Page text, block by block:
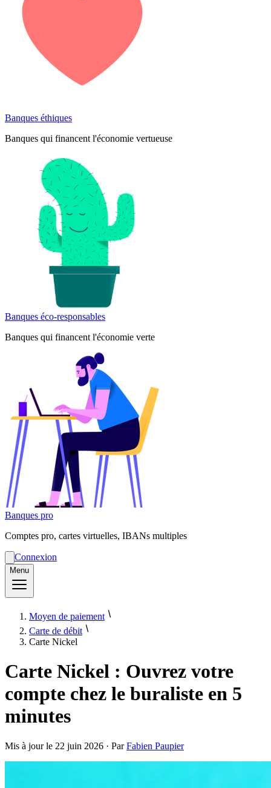
Banques éthiques
Banques qui financent l'économie vertueuse
Banques éco-responsables
Banques qui financent l'économie verte
Banques pro
Comptes pro, cartes virtuelles, IBANs multiples
Connexion
Menu
Moyen de paiement
Carte de débit
Carte Nickel
Carte Nickel : Ouvrez votre
compte chez le buraliste en 5
minutes
Mis à jour le 22 juin 2026 · ParFabien Paupier